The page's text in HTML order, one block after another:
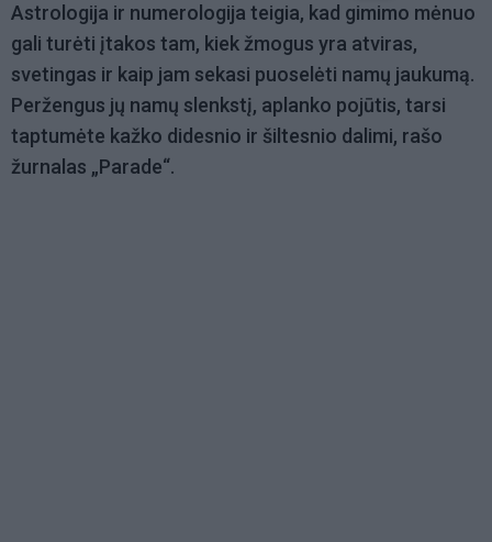
Astrologija ir numerologija teigia, kad gimimo mėnuo
gali turėti įtakos tam, kiek žmogus yra atviras,
svetingas ir kaip jam sekasi puoselėti namų jaukumą.
Peržengus jų namų slenkstį, aplanko pojūtis, tarsi
taptumėte kažko didesnio ir šiltesnio dalimi, rašo
žurnalas „Parade“.